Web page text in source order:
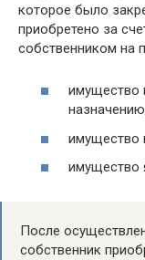
которое было
приобретено за
собственником на
имущество
имущество
имущество
После
собственник